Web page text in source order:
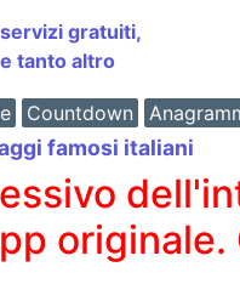
gratuiti,
tanto altro
Countdown
famosi italiani
originale.